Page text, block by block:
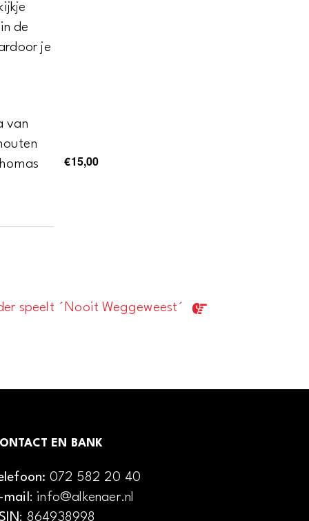
de
je
van
€15,00
speelt ´Nooit Weggeweest´
EN BANK
072 582 20 40
mail: info@alkenaer.nl
: 864938998